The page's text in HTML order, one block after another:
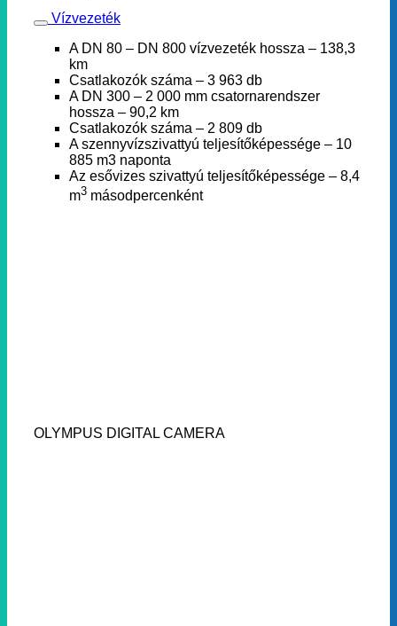
Vízvezeték
A DN 80 – DN 800 vízvezeték hossza – 138,3
km
Csatlakozók száma – 3 963 db
A DN 300 – 2 000 mm csatornarendszer
hossza – 90,2 km
Csatlakozók száma – 2 809 db
A szennyvízszivattyú teljesítőképessége – 10
885 m3 naponta
Az esővizes szivattyú teljesítőképessége – 8,4
m3 másodpercenként
OLYMPUS DIGITAL CAMERA